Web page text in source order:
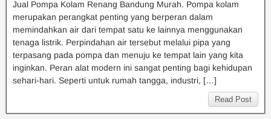
Jual Pompa Kolam Renang Bandung Murah. Pompa kolam
merupakan perangkat penting yang berperan dalam
memindahkan air dari tempat satu ke lainnya menggunakan
tenaga listrik. Perpindahan air tersebut melalui pipa yang
terpasang pada pompa dan menuju ke tempat lain yang kita
inginkan. Peran alat modern ini sangat penting bagi kehidupan
sehari-hari. Seperti untuk rumah tangga, industri, […]
Read Post